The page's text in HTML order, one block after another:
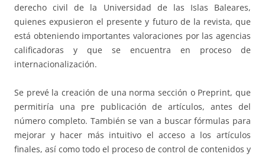
derecho civil de la Universidad de las Islas Baleares,
quienes expusieron el presente y futuro de la revista, que
está obteniendo importantes valoraciones por las agencias
calificadoras y que se encuentra en proceso de
internacionalización.
Se prevé la creación de una norma sección o Preprint, que
permitiría una pre publicación de artículos, antes del
número completo. También se van a buscar fórmulas para
mejorar y hacer más intuitivo el acceso a los artículos
finales, así como todo el proceso de control de contenidos y